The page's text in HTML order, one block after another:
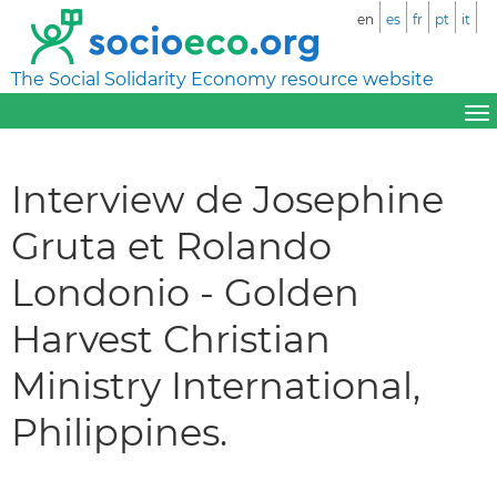
The Social Solidarity Economy resource website
en es fr pt it
Interview de Josephine
Gruta et Rolando
Londonio - Golden
Harvest Christian
Ministry International,
Philippines.